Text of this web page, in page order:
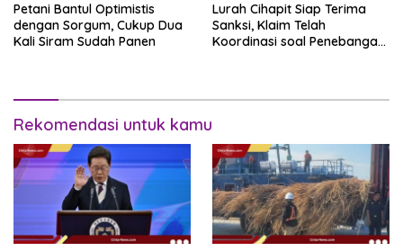
Petani Bantul Optimistis
dengan Sorgum, Cukup Dua
Kali Siram Sudah Panen
Lurah Cihapit Siap Terima
Sanksi, Klaim Telah
Koordinasi soal Penebangan
Rekomendasi untuk kamu